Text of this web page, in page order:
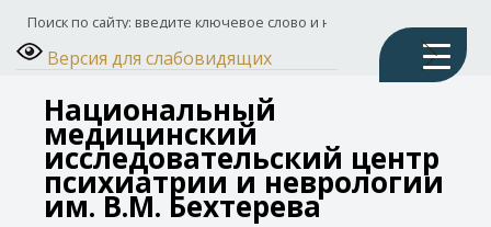
Версия для слабовидящих
Национальный
медицинский
исследовательский центр
психиатрии и неврологии
им. В.М. Бехтерева